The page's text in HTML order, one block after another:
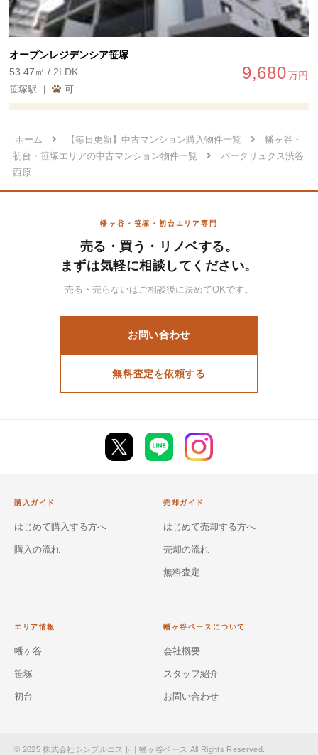
オープンレジデンシア笹塚
9,680万円
53.47㎡ / 2LDK
笹塚駅 ｜ 可
ホーム 【毎日更新】中古マンション購入物件一覧
幡ヶ谷・
初台・笹塚エリアの中古マンション物件一覧
パークリュクス渋谷
西原
幡ヶ谷・笹塚・初台エリア専門
売る・買う・リノベする。
まずは気軽に相談してください。
売る・売らないはご相談後に決めてOKです。
お問い合わせ
無料査定を依頼する
購入ガイド
はじめて購入する方へ
購入の流れ
売却ガイド
はじめて売却する方へ
売却の流れ
無料査定
エリア情報
幡ヶ谷
笹塚
初台
幡ヶ谷ベースについて
会社概要
スタッフ紹介
お問い合わせ
© 2025 株式会社シンプルエスト｜幡ヶ谷ベース All Rights Reserved.